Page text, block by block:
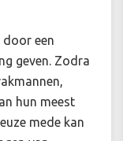
een
geven. Zodra
hun meest
mede kan